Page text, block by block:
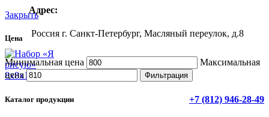
Адрес:
Россия г. Санкт-Петербург, Масляный переулок, д.8
+7 (812) 946-28-49
Закрыть
Цена
Минимальная цена
Максимальная
цена
Фильтрация
Каталог продукции